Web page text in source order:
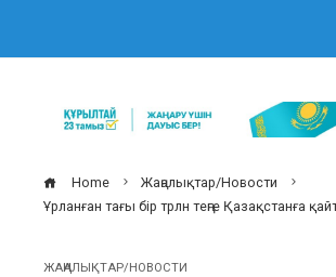
Home
Жаңалықтар/Новости
Ұрланған тағы бір трлн теңге Қазақстанға
ЖАҢАЛЫҚТАР/НОВОСТИ